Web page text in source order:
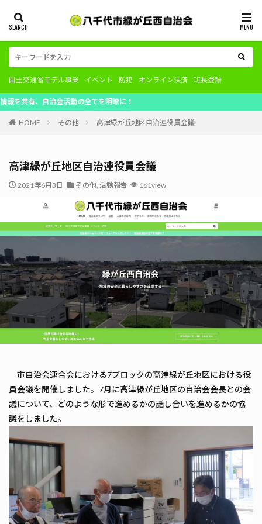
国土交通省モデル事業 イベント 防犯 オンライン決済 班長登録
治会活動の全てを明瞭に！
HOME その他 高津緑が丘地区自治連役員会議
高津緑が丘地区自治連役員会議
2021年6月3日 その他, 活動報告 161view
市自治会連合会における7ブロックの高津緑が丘地区における役
員会議を開催しました。7月に高津緑が丘地区の自治会会長との会
議について、どのような形で進めるかの話し合いを進めるかの協
議をしました。